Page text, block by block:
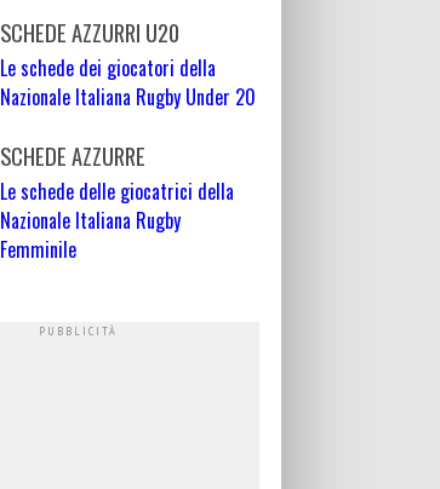
SCHEDE AZZURRI U20
Le schede dei giocatori della
Nazionale Italiana Rugby Under 20
SCHEDE AZZURRE
Le schede delle giocatrici della
Nazionale Italiana Rugby
Femminile